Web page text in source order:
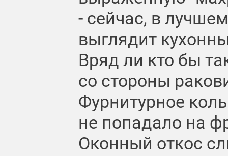
- сейчас, в
выглядит
Вряд ли кто бы
со стороны
Фурнитурное
не попадало на
Оконный откос